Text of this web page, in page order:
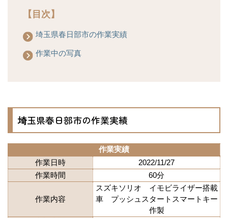
【目次】
埼玉県春日部市の作業実績
作業中の写真
埼玉県春日部市の作業実績
作業実績
作業日時
2022/11/27
作業時間
60分
作業内容
スズキソリオ イモビライザー搭載
車 プッシュスタートスマートキー
作製